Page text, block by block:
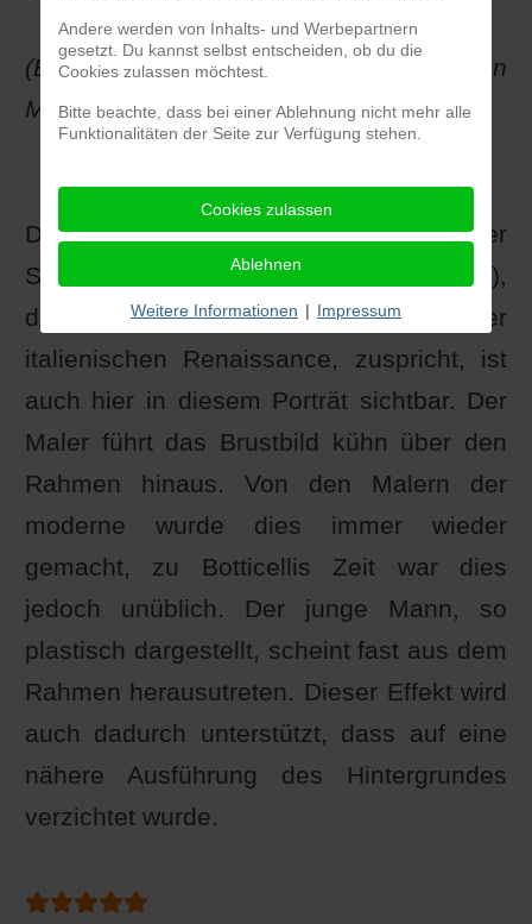
(Bernard Berenson in: Die italienischen
Maler der Renaissance; 1952)
Die Unbekümmertheit, die Berenson hier
Sandro Botticelli (1444/45 - 17.5.1510),
dem heute noch populärsten Maler der
italienischen Renaissance, zuspricht, ist
auch hier in diesem Porträt sichtbar. Der
Maler führt das Brustbild kühn über den
Rahmen hinaus. Von den Malern der
moderne wurde dies immer wieder
gemacht, zu Botticellis Zeit war dies
jedoch unüblich. Der junge Mann, so
plastisch dargestellt, scheint fast aus dem
Rahmen herausutreten. Dieser Effekt wird
auch dadurch unterstützt, dass auf eine
nähere Ausführung des Hintergrundes
verzichtet wurde.
Bewertung:
Andere werden von Inhalts- und Werbepartnern
gesetzt. Du kannst selbst entscheiden, ob du die
Cookies zulassen möchtest.
Bitte beachte, dass bei einer Ablehnung nicht mehr alle
Funktionalitäten der Seite zur Verfügung stehen.
Cookies zulassen
Ablehnen
Weitere Informationen | Impressum